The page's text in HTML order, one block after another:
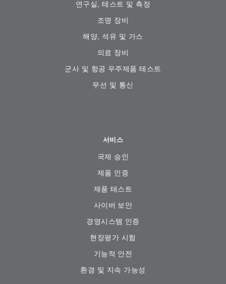
연구실, 테스트 및 측정
조명 장비
해양, 석유 및 가스
의료 장비
군사 및 항공 우주제품 테스트
무선 및 통신
서비스
국제 승인
제품 인증
제품 테스트
사이버 보안
경영시스템 인증
현장평가 시험
기능적 안전
환경 및 지속 가능성